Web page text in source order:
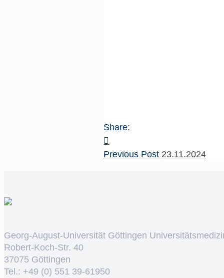
Share:
Previous Post 23.11.2024
Georg-August-Universität Göttingen
Robert-Koch-Str. 40
37075 Göttingen
Tel.: +49 (0) 551 39-61950